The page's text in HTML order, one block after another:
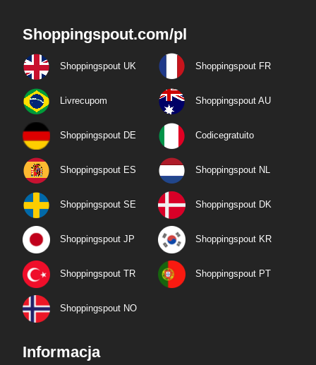
Shoppingspout.com/pl
Shoppingspout UK Shoppingspout FR
Livrecupom Shoppingspout AU
Shoppingspout DE Codicegratuito
Shoppingspout ES Shoppingspout NL
Shoppingspout SE Shoppingspout DK
Shoppingspout JP Shoppingspout KR
Shoppingspout TR Shoppingspout PT
Shoppingspout NO
Informacja